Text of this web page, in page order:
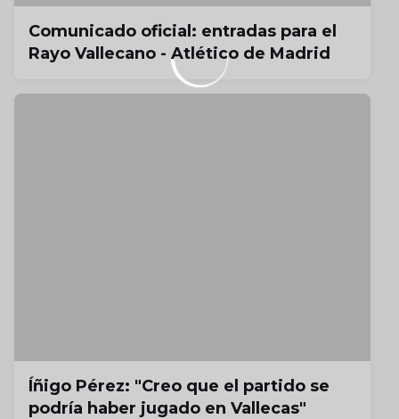
Comunicado oficial: entradas para el
Rayo Vallecano - Atlético de Madrid
Íñigo Pérez: "Creo que el partido se
podría haber jugado en Vallecas"